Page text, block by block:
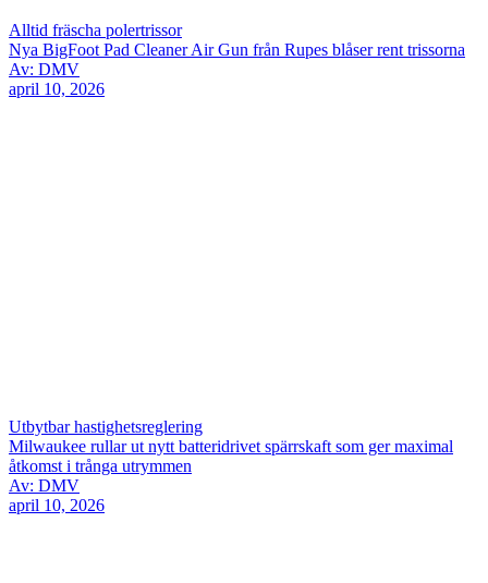
Alltid fräscha polertrissor
Nya BigFoot Pad Cleaner Air Gun från Rupes blåser rent trissorna
Av: DMV
april 10, 2026
Utbytbar hastighetsreglering
Milwaukee rullar ut nytt batteridrivet spärrskaft som ger maximal
åtkomst i trånga utrymmen
Av: DMV
april 10, 2026